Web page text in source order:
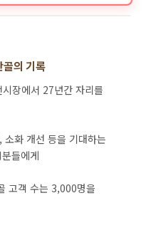
의 기록
장에서 27년간 자리를
화 개선 등을 기대하는
들에게
고객 수는 3,000명을